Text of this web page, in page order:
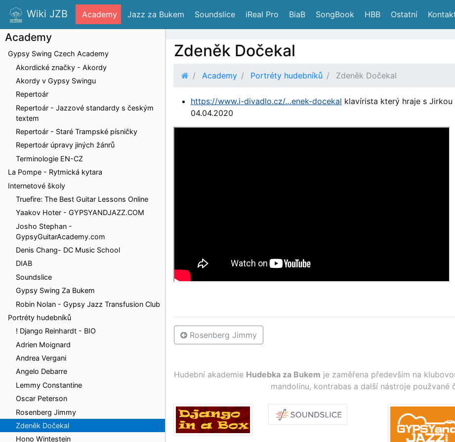
Wiki JZB Academy Jazz za Bukem Soundslice iReal Pro BiaB SongBook HBB Ostatní
Academy
Gypsy Swing Czech Academy
Akordické značky - Akordy
Akordy v Gypsy Swingu
Repertoár
Repertoár - Jazzové standardy s českým
textem
Repertoár - Staré Trampské písničky
Repertoár úpravy jiných žánrů
Terminologie EN-CZ
La Pompe - Rytmická kytara
Internetové školy
Truefire: The Best Guitar Lessons Online
Yaakov Hoter - GYPSYANDJAZZ.COM
Josho Stephan -
GypsyGuitarAcademy.com
Denis Chang- DC Music School
DIAB
Soundslice
Gypsy Swing Za Bukem
Robin Nolan - Gypsy Jazz Transfusion Club
Portréty hudebníků
! Django Reinhardt - BIO
Adrien Moignard
Andrea Vergani
Angelo Debarre
Lemmy Constantine
Oscar Peterson
Rosenberg Jimmy
Zdeněk Dočekal
Hono Wintestein
Zdeněk Dočekal
Academy Portréty hudebníků Zdeněk Dočekal
https://www.i-divadlo.cz/…enek-docekal klavírista který hraje s
04.04.2020
Rosenberg Jimmy
Hudební akademie Hudebka za Bukem je zaměřena především na
mandolínu, kontrabas a další nástroje použvané